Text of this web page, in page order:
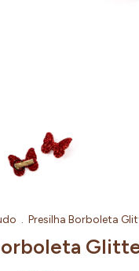
. Presilha Borboleta